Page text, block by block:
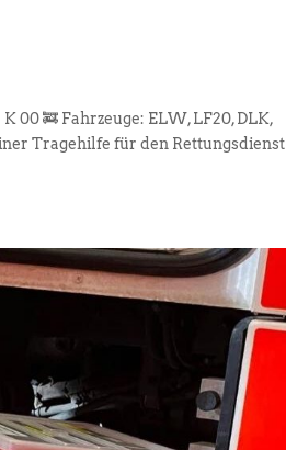
00 🚒 Fahrzeuge: ELW, LF20, DLK,
Tragehilfe für den Rettungsdienst